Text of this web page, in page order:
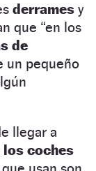
derrames y
que “en los
de
un pequeño
llegar a
los coches